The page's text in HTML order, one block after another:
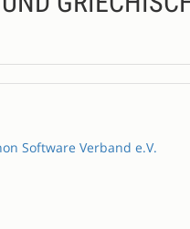
Software Verband e.V.